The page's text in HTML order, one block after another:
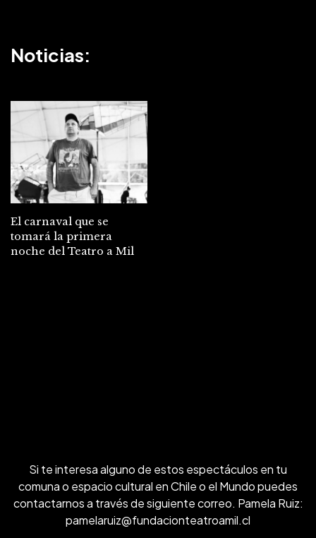
Noticias:
El carnaval que se
tomará la primera
noche del Teatro a Mil
Si te interesa alguno de estos espectáculos en tu
comuna o espacio cultural en Chile o el Mundo puedes
contactarnos a través de siguiente correo. Pamela Ruiz:
pamelaruiz@fundacionteatroamil.cl